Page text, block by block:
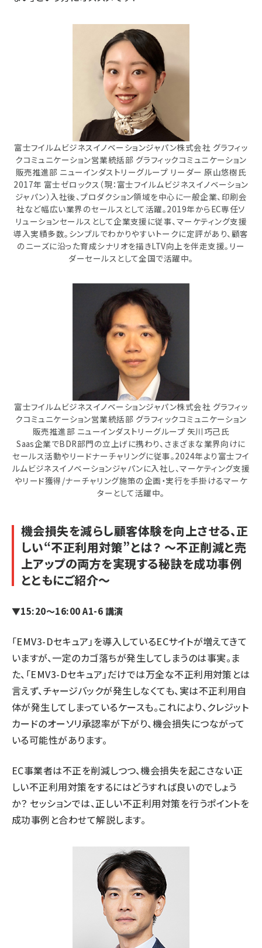
富士フイルムビジネスイノベーションジャパン株式会社 グラフィッ
クコミュニケーション営業統括部 グラフィックコミュニケーション
販売推進部 ニューインダストリーグループ リーダー 原山悠樹氏
2017年 富士ゼロックス（現：富士フイルムビジネスイノベーション
ジャパン）入社後、プロダクション領域を中心に一般企業、印刷会
社など幅広い業界のセールスとして活躍。2019年からEC専任ソ
リューションセールスとして企業支援に従事、マーケティング支援
導入実績多数。シンプルでわかりやすいトークに定評があり、顧客
のニーズに沿った育成シナリオを描きLTV向上を伴走支援。リー
ダーセールスとして全国で活躍中。
富士フイルムビジネスイノベーションジャパン株式会社 グラフィッ
クコミュニケーション営業統括部 グラフィックコミュニケーション
販売推進部 ニューインダストリーグループ 矢川巧己氏
Saas企業でBDR部門の立上げに携わり、さまざまな業界向けに
セールス活動やリードナーチャリングに従事。2024年より富士フイ
ルムビジネスイノベーションジャパンに入社し、マーケティング支援
やリード獲得/ナーチャリング施策の企画・実行を手掛けるマーケ
ターとして活躍中。
機会損失を減らし顧客体験を向上させる、正
しい“不正利用対策”とは？ ～不正削減と売
上アップの両方を実現する秘訣を成功事例
とともにご紹介～
▼15:20～16:00 A1-6 講演
「EMV3-Dセキュア」を導入しているECサイトが増えてきて
いますが、一定のカゴ落ちが発生してしまうのは事実。ま
た、「EMV3-Dセキュア」だけでは万全な不正利用対策とは
言えず、チャージバックが発生しなくても、実は不正利用自
体が発生してしまっているケースも。これにより、クレジット
カードのオーソリ承認率が下がり、機会損失につながって
いる可能性があります。
EC事業者は不正を削減しつつ、機会損失を起こさない正
しい不正利用対策をするにはどうすれば良いのでしょう
か？ セッションでは、正しい不正利用対策を行うポイントを
成功事例と合わせて解説します。